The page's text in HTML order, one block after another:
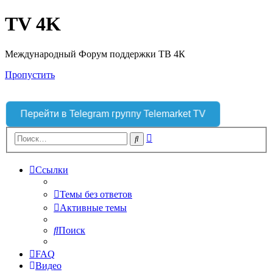
TV 4K
Международный Форум поддержки ТВ 4К
Пропустить
Перейти в Telegram группу Telemarket TV
Поиск
Ссылки
Темы без ответов
Активные темы
Поиск
FAQ
Видео